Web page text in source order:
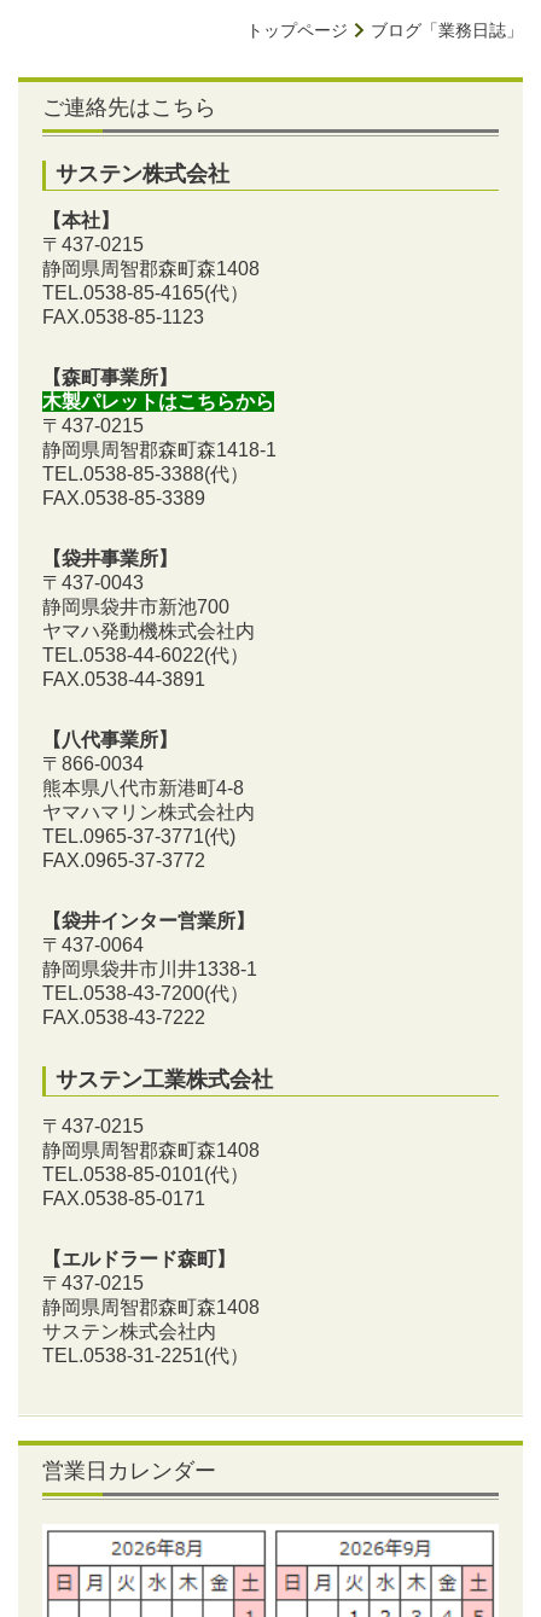
トップページ ブログ「業務日誌」
ご連絡先はこちら
サステン株式会社
【本社】
〒437-0215
静岡県周智郡森町森1408
TEL.0538-85-4165(代）
FAX.0538-85-1123
【森町事業所】
木製パレットはこちらから
〒437-0215
静岡県周智郡森町森1418-1
TEL.0538-85-3388(代）
FAX.0538-85-3389
【袋井事業所】
〒437-0043
静岡県袋井市新池700
ヤマハ発動機株式会社内
TEL.0538-44-6022(代）
FAX.0538-44-3891
【八代事業所】
〒866-0034
熊本県八代市新港町4-8
ヤマハマリン株式会社内
TEL.0965-37-3771(代)
FAX.0965-37-3772
【袋井インター営業所】
〒437-0064
静岡県袋井市川井1338-1
TEL.0538-43-7200(代）
FAX.0538-43-7222
サステン工業株式会社
〒437-0215
静岡県周智郡森町森1408
TEL.0538-85-0101(代）
FAX.0538-85-0171
【エルドラード森町】
〒437-0215
静岡県周智郡森町森1408
サステン株式会社内
TEL.0538-31-2251(代）
営業日カレンダー